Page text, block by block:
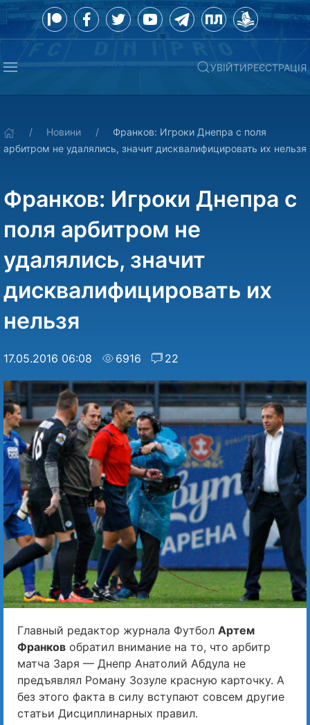
УВІЙТИРЕЄСТРАЦІЯ
Новини
Франков: Игроки Днепра с поля
арбитром не удалялись, значит дисквалифицировать их нельзя
Франков: Игроки Днепра с
поля арбитром не
удалялись, значит
дисквалифицировать их
нельзя
17.05.2016 06:08 6916 22
Главный редактор журнала Футбол Артем
Франков обратил внимание на то, что арбитр
матча Заря — Днепр Анатолий Абдула не
предъявлял Роману Зозуле красную карточку. А
без этого факта в силу вступают совсем другие
статьи Дисциплинарных правил.